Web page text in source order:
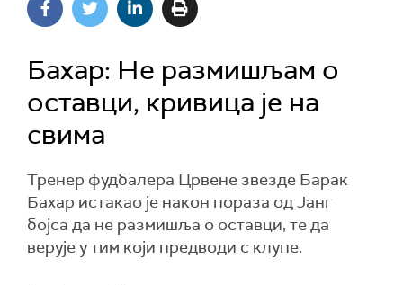
Бахар: Не размишљам о
оставци, кривица је на
свима
Тренер фудбалера Црвене звезде Барак
Бахар истакао је након пораза од Јанг
бојса да не размишља о оставци, те да
верује у тим који предводи с клупе.